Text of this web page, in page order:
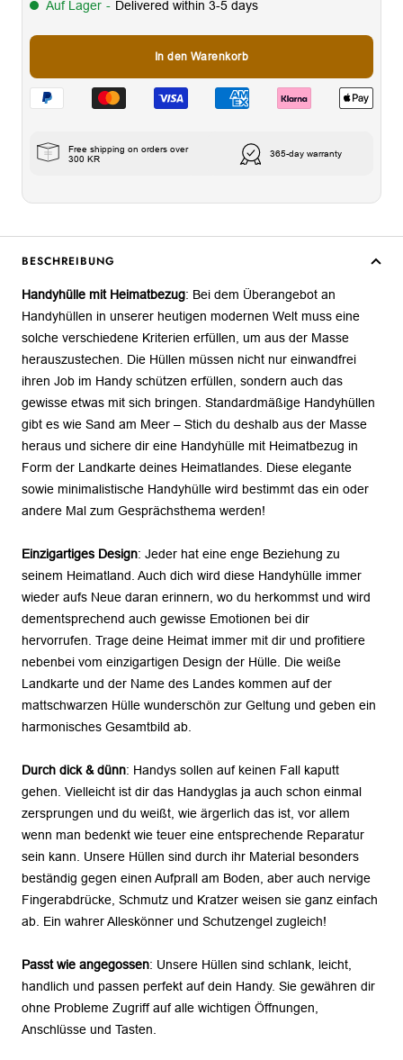
Auf Lager - Delivered within 3-5 days
In den Warenkorb
Free shipping on orders over
300 KR
365-day warranty
BESCHREIBUNG
Handyhülle mit Heimatbezug: Bei dem Überangebot an
Handyhüllen in unserer heutigen modernen Welt muss eine
solche verschiedene Kriterien erfüllen, um aus der Masse
herauszustechen. Die Hüllen müssen nicht nur einwandfrei
ihren Job im Handy schützen erfüllen, sondern auch das
gewisse etwas mit sich bringen. Standardmäßige Handyhüllen
gibt es wie Sand am Meer – Stich du deshalb aus der Masse
heraus und sichere dir eine Handyhülle mit Heimatbezug in
Form der Landkarte deines Heimatlandes. Diese elegante
sowie minimalistische Handyhülle wird bestimmt das ein oder
andere Mal zum Gesprächsthema werden!
Einzigartiges Design: Jeder hat eine enge Beziehung zu
seinem Heimatland. Auch dich wird diese Handyhülle immer
wieder aufs Neue daran erinnern, wo du herkommst und wird
dementsprechend auch gewisse Emotionen bei dir
hervorrufen. Trage deine Heimat immer mit dir und profitiere
nebenbei vom einzigartigen Design der Hülle. Die weiße
Landkarte und der Name des Landes kommen auf der
mattschwarzen Hülle wunderschön zur Geltung und geben ein
harmonisches Gesamtbild ab.
Durch dick & dünn: Handys sollen auf keinen Fall kaputt
gehen. Vielleicht ist dir das Handyglas ja auch schon einmal
zersprungen und du weißt, wie ärgerlich das ist, vor allem
wenn man bedenkt wie teuer eine entsprechende Reparatur
sein kann. Unsere Hüllen sind durch ihr Material besonders
beständig gegen einen Aufprall am Boden, aber auch nervige
Fingerabdrücke, Schmutz und Kratzer weisen sie ganz einfach
ab. Ein wahrer Alleskönner und Schutzengel zugleich!
Passt wie angegossen: Unsere Hüllen sind schlank, leicht,
handlich und passen perfekt auf dein Handy. Sie gewähren dir
ohne Probleme Zugriff auf alle wichtigen Öffnungen,
Anschlüsse und Tasten.